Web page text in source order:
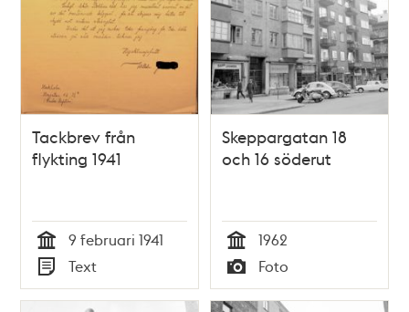
Tackbrev från
flykting 1941
Tid
9 februari 1941
Typ
Text
Skeppargatan 18
och 16 söderut
Tid
1962
Typ
Foto